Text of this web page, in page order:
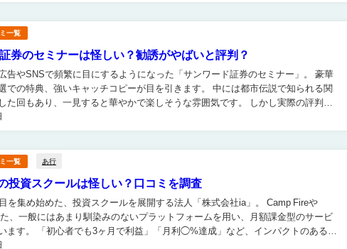
一覧
券のセミナーは怪しい？勧誘がやばいと評判？
告やSNSで頻繁に目にするようになった「サンワード証券のセミナー」。 豪華
での特典、強いキャッチコピーが目を引きます。 中には都市伝説で知られる関
もあり、一見すると華やかで楽しそうな雰囲気です。 しかし実際の評判を
がやばいほど強引だった」「やけに営業色が...
一覧 あ行
投資スクールは怪しい？口コミを調査
集め始めた、投資スクールを展開する法人「株式会社ia」。 Camp Fireや
、一般にはあまり馴染みのないプラットフォームを用い、月額課金型のサービ
ます。 「初心者でも3ヶ月で利益」「月利◯%達成」など、インパクトのあるコ
で、その実態は見えにくいまま...